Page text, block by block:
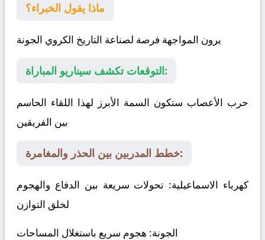
ماذا يقول الخبراء؟
يرون المواجهة فرصة لصناعة التاريخ الكروي الجونة
التوقعات تكشف سيناريو المباراة:
حرب الأعصاب ستكون السمة الأبرز لهذا اللقاء الحاسم
بين الفريقين
خطط المدربين بين الحذر والمغامرة:
كهرباء الاسماعيلية: تحولات سريعة بين الدفاع والهجوم
لخلق التوازن
الجونة: هجوم سريع باستغلال المساحات